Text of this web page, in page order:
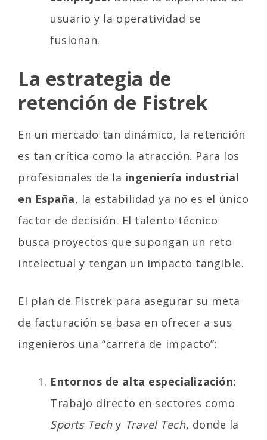
usuario y la operatividad se
fusionan.
La estrategia de
retención de Fistrek
En un mercado tan dinámico, la retención
es tan crítica como la atracción. Para los
profesionales de la ingeniería industrial
en España, la estabilidad ya no es el único
factor de decisión. El talento técnico
busca proyectos que supongan un reto
intelectual y tengan un impacto tangible.
El plan de Fistrek para asegurar su meta
de facturación se basa en ofrecer a sus
ingenieros una “carrera de impacto”:
Entornos de alta especialización:
Trabajo directo en sectores como
Sports Techy Travel Tech, donde la